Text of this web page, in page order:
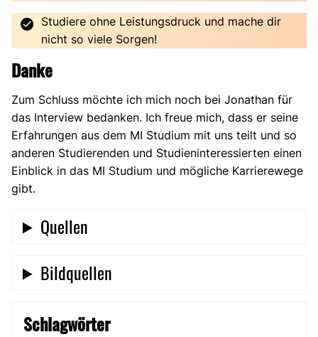
Studiere ohne Leistungsdruck und mache dir
nicht so viele Sorgen!
Danke
Zum Schluss möchte ich mich noch bei Jonathan für
das Interview bedanken. Ich freue mich, dass er seine
Erfahrungen aus dem MI Studium mit uns teilt und so
anderen Studierenden und Studieninteressierten einen
Einblick in das MI Studium und mögliche Karrierewege
gibt.
Quellen
Bildquellen
Schlagwörter